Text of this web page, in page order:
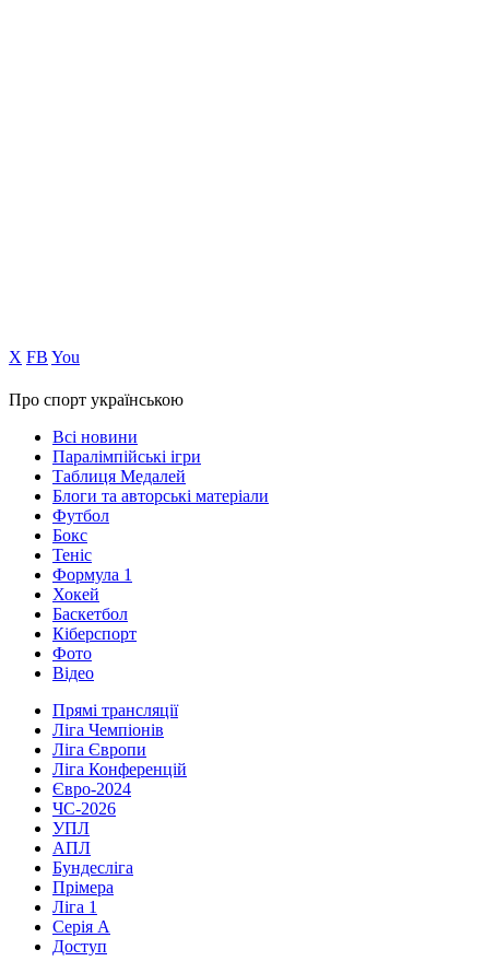
Х FB You
Про спорт українською
Всі новини
Паралімпійські ігри
Таблиця Медалей
Блоги та авторські матеріали
Футбол
Бокс
Теніс
Формула 1
Хокей
Баскетбол
Кіберспорт
Фото
Відео
Прямі трансляції
Ліга Чемпіонів
Ліга Європи
Ліга Конференцій
Євро-2024
ЧС-2026
УПЛ
АПЛ
Бундесліга
Прімера
Ліга 1
Серія А
Доступ